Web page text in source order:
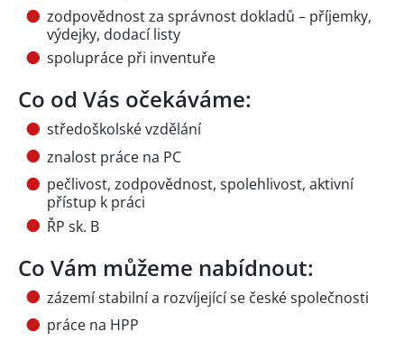
zodpovědnost za správnost dokladů – příjemky,
výdejky, dodací listy
spolupráce při inventuře
Co od Vás očekáváme:
středoškolské vzdělání
znalost práce na PC
pečlivost, zodpovědnost, spolehlivost, aktivní
přístup k práci
ŘP sk. B
Co Vám můžeme nabídnout:
zázemí stabilní a rozvíjející se české společnosti
práce na HPP